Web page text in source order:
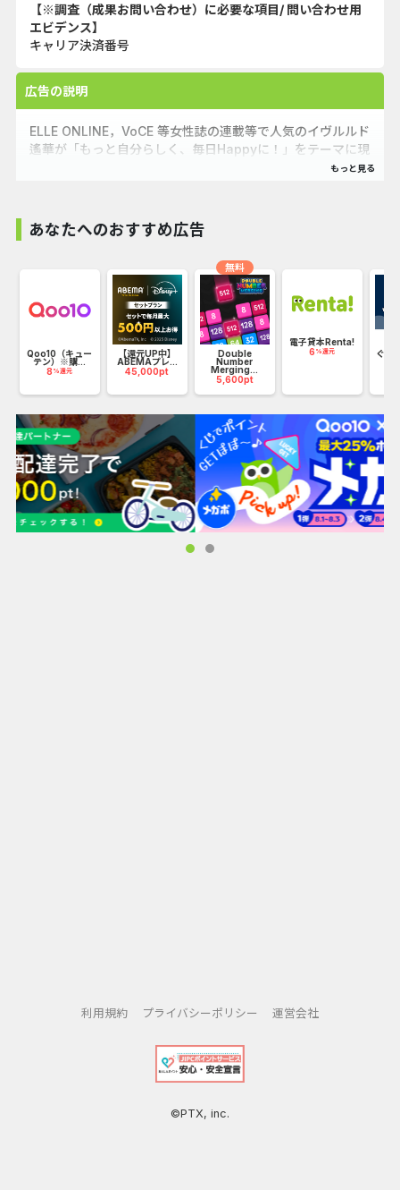
【※調査（成果お問い合わせ）に必要な項目/ 問い合わせ用
エビデンス】
キャリア決済番号
広告の説明
ELLE ONLINE，VoCE 等女性誌の連載等で人気のイヴルルド
遙華が「もっと自分らしく、毎日Happyに！」をテーマに現
代を生きる女性を応援する占いサイトです。監修者イヴルル
が主役になれる人生のお手伝いをします。また、思わずシェ
アしたくなる！「あなたを輝かせる特別な魅力」の診断結果
はFacebookやTwitter、LINEなどのSNSにシェアをして、
みんなと共有して楽しむことも可能です。さらに、毎週の運
勢を特別に「無料」でお試しいただけます！
あなたへのおすすめ広告
Qoo10（キュー
テン）※購...
8 %還元
【還元UP中】
ABEMAプレ...
45,000pt
Double
Number
Merging...
5,600pt
無料
電子貸本Renta!
6 %還元 ぐっ
利用規約 プライバシーポリシー 運営会社
©PTX, inc.